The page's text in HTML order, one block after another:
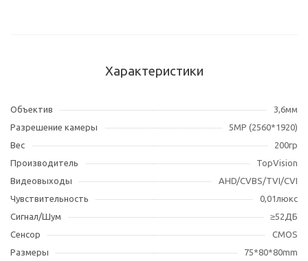
Характеристики
Объектив
3,6мм
Разрешение камеры
5MР (2560*1920)
Вес
200гр
Производитель
TopVision
Видеовыходы
AHD/CVBS/TVI/CVI
Чувствительность
0,01люкс
Сигнал/Шум
≥52ДБ
Сенсор
CMOS
Размеры
75*80*80mm